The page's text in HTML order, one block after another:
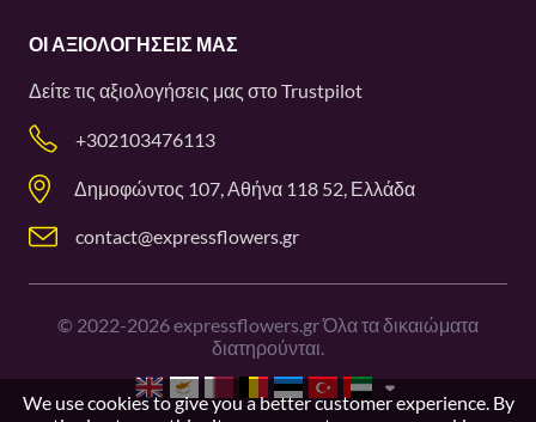
ΟΙ ΑΞΙΟΛΟΓΉΣΕΙΣ ΜΑΣ
Δείτε τις αξιολογήσεις μας στοTrustpilot
+302103476113
Δημοφώντος 107, Αθήνα 118 52, Ελλάδα
contact@expressflowers.gr
© 2022-2026expressflowers.gr Όλα τα δικαιώματα
διατηρούνται.
We use cookies to give you a better customer experience. By